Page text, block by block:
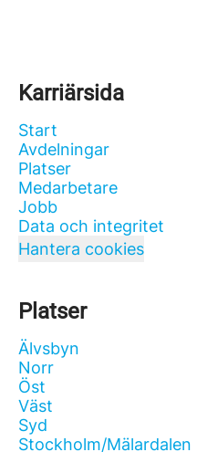
Karriärsida
Start
Avdelningar
Platser
Medarbetare
Jobb
Data och integritet
Hantera cookies
Platser
Älvsbyn
Norr
Öst
Väst
Syd
Stockholm/Mälardalen